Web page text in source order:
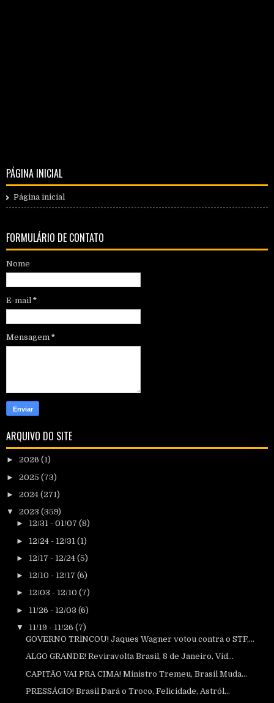
PÁGINA INICIAL
Página inicial
FORMULÁRIO DE CONTATO
Nome
E-mail *
Mensagem *
ARQUIVO DO SITE
► 2026 (1)
► 2025 (73)
► 2024 (271)
▼ 2023 (359)
► 12/31 - 01/07 (8)
► 12/24 - 12/31 (1)
► 12/17 - 12/24 (5)
► 12/10 - 12/17 (6)
► 12/03 - 12/10 (7)
► 11/26 - 12/03 (6)
▼ 11/19 - 11/26 (7)
GOVERNO TRlNCOU! Jaques Wagner votou contra o STF,...
ALGO GRANDE! Reviravolta Brasil, 8 de Janeiro, Vid...
CAPITÃO VAI PRA CIMA! Ministro Tremeu, Brasil Muda...
PRESSÁGIO! Brasil Dará o Troco, Felicidade, Astról...